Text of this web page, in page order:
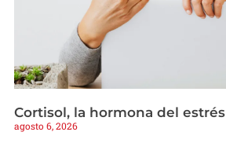
Cortisol, la hormona del estrés
agosto 6, 2026